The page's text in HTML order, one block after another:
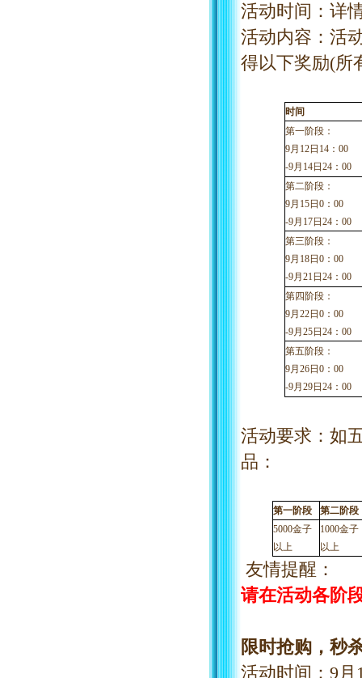
活动时间：详
活动内容：活
得以下奖励(所
时间
第一阶段：
9月 12日 14：00
-9月 14日 24：00
第二阶段：
9月 15日 0：00
-9月 17日 24：00
第三阶段：
9月 18日 0：00
-9月 21 日 24：00
第四阶段：
9月 22日 0：00
-9月 25日 24：00
第五阶段：
9月 26日 0：00
-9月 29日 24：00
活动要求：如
品：
第一阶段
第二阶段
5000金子
以上
1000金子
以上
友情提醒：
请在活动各阶
限时抢购，秒
活动时间： 9月